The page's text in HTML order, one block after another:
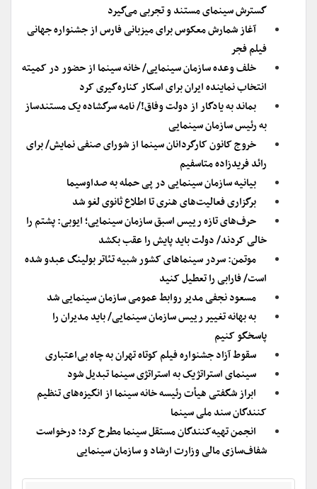
گسترش سینمای مستند و تجربی می‌گیرد
آغاز شمارش معکوس برای میزبانی فارس از جشنواره جهانی
فیلم فجر
خلف وعده سازمان سینمایی/ خانه سینما از حضور در کمیته
انتخاب نماینده ایران برای اسکار کناره‌گیری کرد
بماند به یادگار از دولت وفاق!/ نامه سرگشاده یک مستندساز
به رئیس سازمان سینمایی
خروج کانون کارگردانان سینما از شورای صنفی نمایش/ برای
رائد فریدزاده متاسفیم
بیانیه سازمان سینمایی در پی حمله به صداوسیما
برگزاری فعالیت‌های هنری تا اطلاع ثانوی لغو شد
حرف‌های تازه رییس اسبق سازمان سینمایی؛ ایوبی: پشتم را
خالی کردند/ دولت باید پایش را عقب بکشد
موتمن: سردر سینماهای کشور شبیه تئاتر بولینگ عبدو شده
است/ فارابی را تعطیل کنید
مسعود نجفی مدیر روابط عمومی سازمان سینمایی شد
به بهانه تغییر رییس سازمان سینمایی/ باید مدیران را
پاسخگو کنیم
سقوط آزاد جشنواره فیلم کوتاه تهران به چاه بی‌اعتباری
سینمای استراتژیک به استراتژی سینما تبدیل شود
ابراز شگفتی هیأت رئیسه خانه سینما از انگیزه‌های تنظیم
کنندگان سند ملی سینما
انجمن تهیه‌کنندگان مستقل سینما مطرح کرد؛ درخواست
شفاف‌سازی مالی وزارت ارشاد و سازمان سینمایی